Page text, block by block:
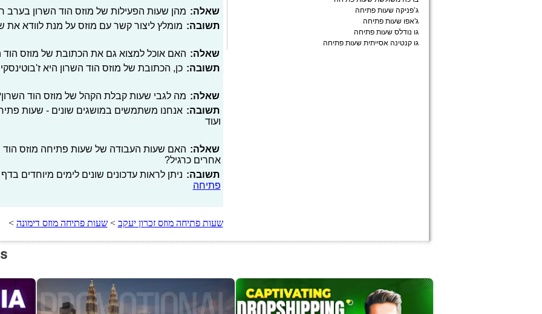
שאלה: מהן שעות הפעילות של מוזס הוד השרון בערב
תשובה: מומלץ ליצור קשר עם מוזס על מנת לוודא
שאלה: האם אוכל למצוא גם את הכתובת של מוזס הוד
תשובה: כן, הכתובת של מוזס הוד השרון היא ז'בוטינסקי
שאלה: מה לגבי שעות קבלת הקהל של מוזס הוד
תשובה: אנחנו משתמשים במושגים שונים - שעות
ועוד
שאלה: האם שעות העבודה של שעות פתיחה מוזס הוד
אחרים כרגיל?
תשובה: ניתן לראות עדכונים שונים לימים מיוחדים
פתיחה
שעות פתיחה מוזס זכרון יעקב >שעות פתיחה מוזס דימונה >
ג’פניקה שעות פתיחה
ג'אפו שעות פתיחה
גו נודלס שעות פתיחה
גו קנטינה אסייתית שעות פתיחה